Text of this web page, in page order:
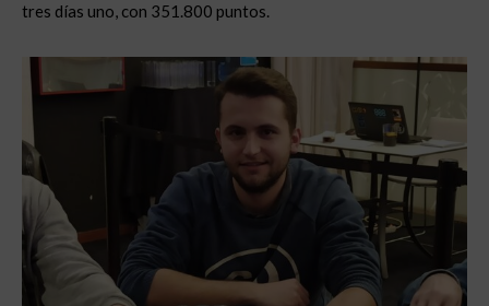
tres días uno, con 351.800 puntos.